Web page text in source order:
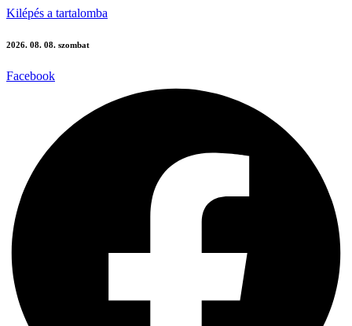
Kilépés a tartalomba
2026. 08. 08. szombat
Facebook